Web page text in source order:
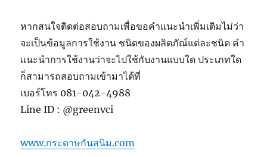
หากสนใจติดต่อสอบถามเพื่อขอคำแนะนำเพิ่มเติมไม่ว่า
จะเป็นข้อมูลการใช้งาน ชนิดของผลิตภัณ์แต่ละชนิด คำ
แนะนำการใช้งานว่าจะไปใช้กับงานแบบใด ประเภทใด
ก็สามารถสอบถามเข้ามาได้ที่
เบอร์โทร 081-042-4988
Line ID : @greenvci
www.กระดาษกันสนิม.com